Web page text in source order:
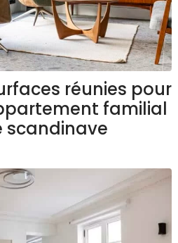
réunies pour
familial
scandinave